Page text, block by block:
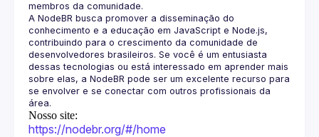
A NodeBR busca promover a disseminação do
conhecimento e a educação em JavaScript e Node.js,
contribuindo para o crescimento da comunidade de
desenvolvedores brasileiros. Se você é um entusiasta
dessas tecnologias ou está interessado em aprender mais
sobre elas, a NodeBR pode ser um excelente recurso para
se envolver e se conectar com outros profissionais da
Nosso site:
https://nodebr.org/#/home